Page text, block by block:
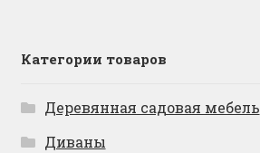
Категории товаров
Деревянная садовая мебель
Диваны